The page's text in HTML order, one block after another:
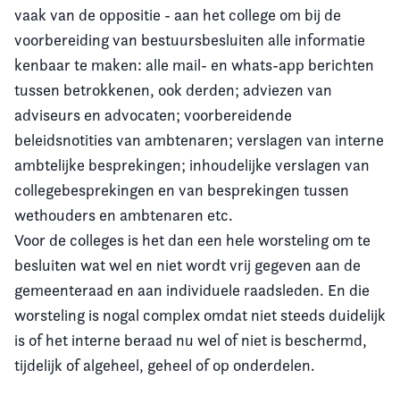
vaak van de oppositie - aan het college om bij de
voorbereiding van bestuursbesluiten alle informatie
kenbaar te maken: alle mail- en whats-app berichten
tussen betrokkenen, ook derden; adviezen van
adviseurs en advocaten; voorbereidende
beleidsnotities van ambtenaren; verslagen van interne
ambtelijke besprekingen; inhoudelijke verslagen van
collegebesprekingen en van besprekingen tussen
wethouders en ambtenaren etc.
Voor de colleges is het dan een hele worsteling om te
besluiten wat wel en niet wordt vrij gegeven aan de
gemeenteraad en aan individuele raadsleden. En die
worsteling is nogal complex omdat niet steeds duidelijk
is of het interne beraad nu wel of niet is beschermd,
tijdelijk of algeheel, geheel of op onderdelen.